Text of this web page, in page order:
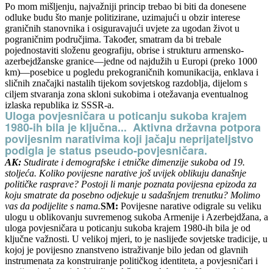
Po mom mišljenju, najvažniji princip trebao bi biti da donesene
odluke budu što manje politizirane, uzimajući u obzir interese
graničnih stanovnika i osiguravajući uvjete za ugodan život u
pograničnim područjima. Također, smatram da bi trebale
pojednostaviti složenu geografiju, obrise i strukturu armensko-
azerbejdžanske granice—jedne od najdužih u Europi (preko 1000
km)—posebice u pogledu prekograničnih komunikacija, enklava i
sličnih značajki nastalih tijekom sovjetskog razdoblja, dijelom s
ciljem stvaranja zona skloni sukobima i otežavanja eventualnog
izlaska republika iz SSSR-a.
Uloga povjesničara u poticanju sukoba krajem
1980-ih bila je ključna... Aktivna državna potpora
povijesnim narativima koji jačaju neprijateljstvo
podigla je status pseudo-povjesničara.
AK: Studirate i demografske i etničke dimenzije sukoba od 19.
stoljeća. Koliko povijesne narative još uvijek oblikuju današnje
političke rasprave? Postoji li manje poznata povijesna epizoda za
koju smatrate da posebno odjekuje u sadašnjem trenutku? Molimo
vas da podijelite s nama.SM: Povijesne narative odigrale su veliku
ulogu u oblikovanju suvremenog sukoba Armenije i Azerbejdžana, a
uloga povjesničara u poticanju sukoba krajem 1980-ih bila je od
ključne važnosti. U velikoj mjeri, to je naslijeđe sovjetske tradicije, u
kojoj je povijesno znanstveno istraživanje bilo jedan od glavnih
instrumenata za konstruiranje političkog identiteta, a povjesničari i